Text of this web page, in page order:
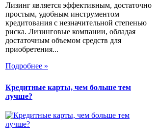
Лизинг является эффективным, достаточно
простым, удобным инструментом
кредитования с незначительной степенью
риска. Лизинговые компании, обладая
достаточным объемом средств для
приобретения...
Подробнее »
Кредитные карты, чем больше тем
лучше?